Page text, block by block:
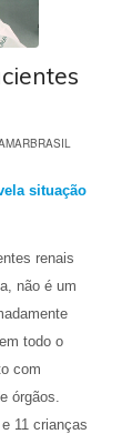
situação
renais
não é um
todo o
com
órgãos.
11 crianças